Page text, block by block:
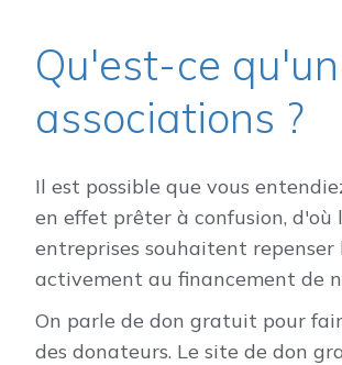
Qu'est-ce
associations ?
Il est possible que vous
en effet prêter à confusion,
entreprises souhaitent
activement au financement de
On parle de don gratuit pour
des donateurs. Le site de don